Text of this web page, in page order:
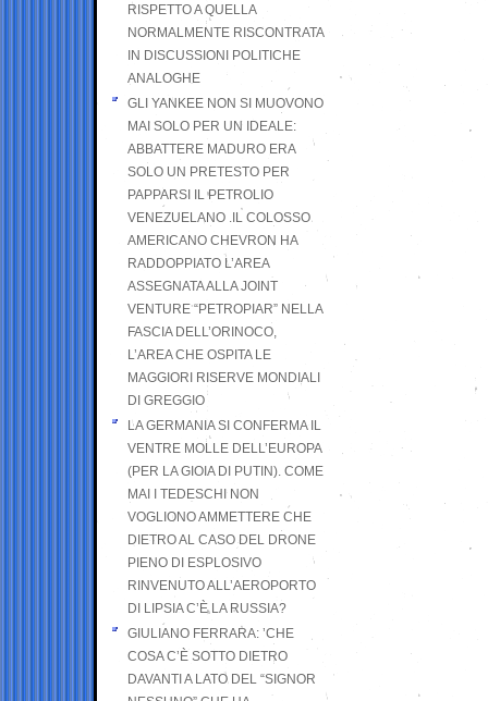
RISPETTO A QUELLA
NORMALMENTE RISCONTRATA
IN DISCUSSIONI POLITICHE
ANALOGHE
GLI YANKEE NON SI MUOVONO
MAI SOLO PER UN IDEALE:
ABBATTERE MADURO ERA
SOLO UN PRETESTO PER
PAPPARSI IL PETROLIO
VENEZUELANO .IL COLOSSO
AMERICANO CHEVRON HA
RADDOPPIATO L’AREA
ASSEGNATA ALLA JOINT
VENTURE “PETROPIAR” NELLA
FASCIA DELL’ORINOCO,
L’AREA CHE OSPITA LE
MAGGIORI RISERVE MONDIALI
DI GREGGIO
LA GERMANIA SI CONFERMA IL
VENTRE MOLLE DELL’EUROPA
(PER LA GIOIA DI PUTIN). COME
MAI I TEDESCHI NON
VOGLIONO AMMETTERE CHE
DIETRO AL CASO DEL DRONE
PIENO DI ESPLOSIVO
RINVENUTO ALL’AEROPORTO
DI LIPSIA C’È LA RUSSIA?
GIULIANO FERRARA: ’CHE
COSA C’È SOTTO DIETRO
DAVANTI A LATO DEL “SIGNOR